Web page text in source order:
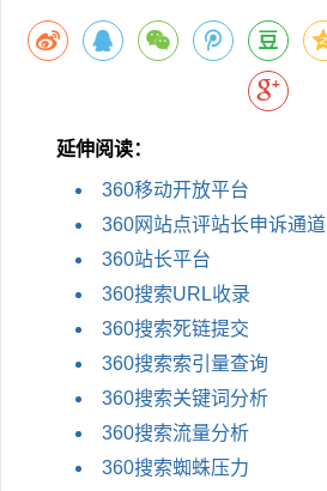
延伸阅读：
360移动开放平台
360网站点评站长申诉通道
360站长平台
360搜索URL收录
360搜索死链提交
360搜索索引量查询
360搜索关键词分析
360搜索流量分析
360搜索蜘蛛压力